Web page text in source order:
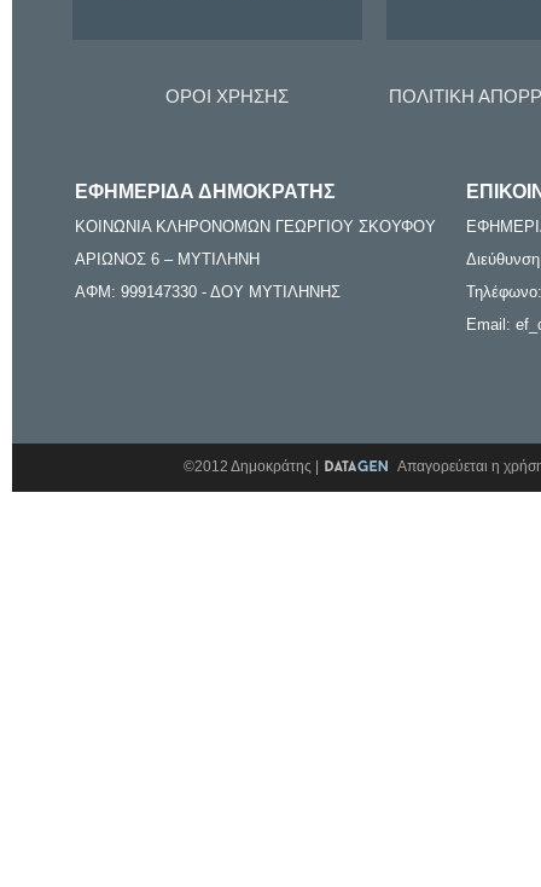
ΟΡΟΙ ΧΡΗΣΗΣ ΠΟΛΙΤΙΚΗ
ΕΦΗΜΕΡΙΔΑ ΔΗΜΟΚΡΑΤΗΣ
ΚΟΙΝΩΝΙΑ ΚΛΗΡΟΝΟΜΩΝ ΓΕΩΡΓΙΟΥ ΣΚΟΥΦΟΥ
ΑΡΙΩΝΟΣ 6 – ΜΥΤΙΛΗΝΗ
ΑΦΜ: 999147330 - ΔΟΥ ΜΥΤΙΛΗΝΗΣ
Email:
©2012 Δημοκράτης | Απαγορεύεται η